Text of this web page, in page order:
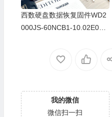
西数硬盘数据恢复固件WD2
000JS-60NCB1-10.02E02-
我的微信
微信扫一扫